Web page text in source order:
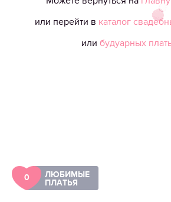
0
ЛЮБИМЫЕ
ПЛАТЬЯ
или перейти в каталог
или будуарных